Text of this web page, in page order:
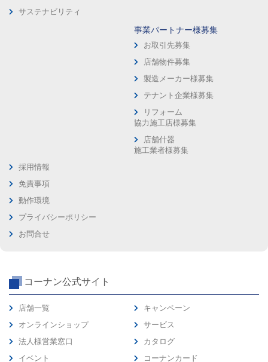
サステナビリティ
事業パートナー様募集
お取引先募集
店舗物件募集
製造メーカー様募集
テナント企業様募集
リフォーム
協力施工店様募集
店舗什器
施工業者様募集
採用情報
免責事項
動作環境
プライバシーポリシー
お問合せ
コーナン公式サイト
店舗一覧
オンラインショップ
法人様営業窓口
イベント
キャンペーン
サービス
カタログ
コーナンカード